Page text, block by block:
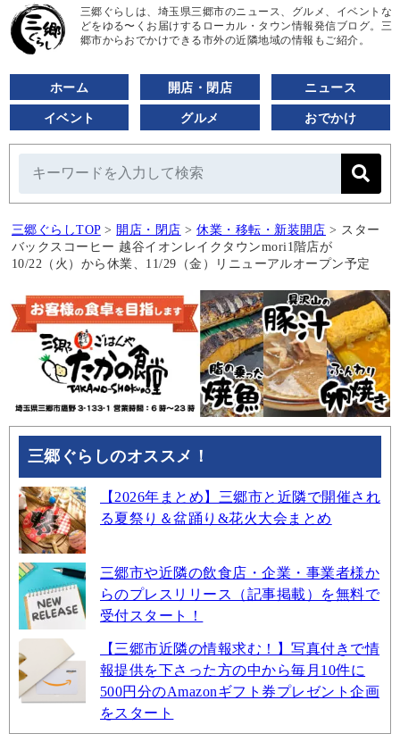
三郷ぐらしは、埼玉県三郷市のニュース、グルメ、イベントな
どをゆる〜くお届けするローカル・タウン情報発信ブログ。三
郷市からおでかけできる市外の近隣地域の情報もご紹介。
ホーム 開店・閉店 ニュース
イベント グルメ おでかけ
三郷ぐらしTOP > 開店・閉店 > 休業・移転・新装開店 > スター
バックスコーヒー 越谷イオンレイクタウンmori1階店が
10/22（火）から休業、11/29（金）リニューアルオープン予定
三郷ぐらしのオススメ！
【2026年まとめ】三郷市と近隣で開催され
る夏祭り＆盆踊り&花火大会まとめ
三郷市や近隣の飲食店・企業・事業者様か
らのプレスリリース（記事掲載）を無料で
受付スタート！
【三郷市近隣の情報求む！】写真付きで情
報提供を下さった方の中から毎月10件に
500円分のAmazonギフト券プレゼント企画
をスタート